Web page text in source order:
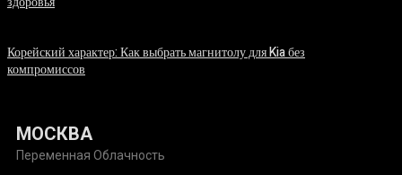
Корейский характер: Как выбрать магнитолу для Kia без
компромиссов
МОСКВА
Переменная Облачность